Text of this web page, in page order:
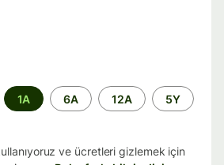
1A 6A 12A 5Y
ve ücretleri gizlemek için